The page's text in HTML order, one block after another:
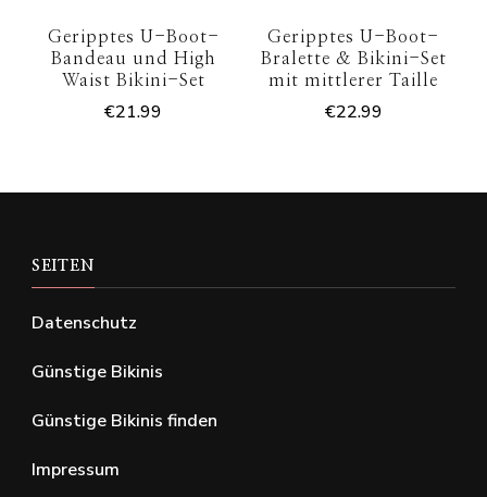
Geripptes U-Boot-
Bandeau und High
Waist Bikini-Set
€21.99
Geripptes U-Boot-
Bralette & Bikini-Set
mit mittlerer Taille
€22.99
SEITEN
Datenschutz
Günstige Bikinis
Günstige Bikinis finden
Impressum